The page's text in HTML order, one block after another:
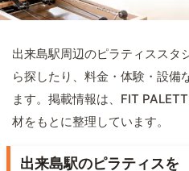
出来島駅周辺のピラティススタ
ら探したり、料金・体験・設備
ます。掲載情報は、FIT
材をもとに整理しています。
出来島駅のピラティスを